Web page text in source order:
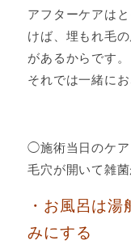
アフターケアは
けば、埋もれ毛
があるからです。
それでは一緒に
◯施術当日のケア
毛穴が開いて雑
・お風呂は
みにする